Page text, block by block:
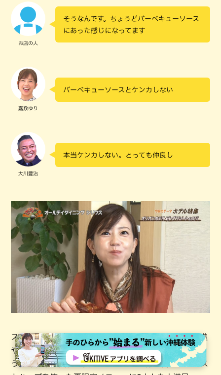
お店の人
そうなんです。ちょうどバーベキューソース
にあった感じになってます
嘉数ゆり
バーベキューソースとケンカしない
大川豊治
本当ケンカしない。とっても仲良し
スパイスとオイルの組み合わせで味変に加え、血行促進
や美容、消化の助けといった効果も期待できるのだそ
う。沖縄県産食材を使ったメニューや体も喜ぶスパイス